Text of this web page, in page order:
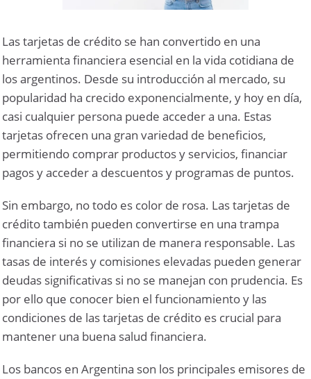
Las tarjetas de crédito se han convertido en una
herramienta financiera esencial en la vida cotidiana de
los argentinos. Desde su introducción al mercado, su
popularidad ha crecido exponencialmente, y hoy en día,
casi cualquier persona puede acceder a una. Estas
tarjetas ofrecen una gran variedad de beneficios,
permitiendo comprar productos y servicios, financiar
pagos y acceder a descuentos y programas de puntos.
Sin embargo, no todo es color de rosa. Las tarjetas de
crédito también pueden convertirse en una trampa
financiera si no se utilizan de manera responsable. Las
tasas de interés y comisiones elevadas pueden generar
deudas significativas si no se manejan con prudencia. Es
por ello que conocer bien el funcionamiento y las
condiciones de las tarjetas de crédito es crucial para
mantener una buena salud financiera.
Los bancos en Argentina son los principales emisores de